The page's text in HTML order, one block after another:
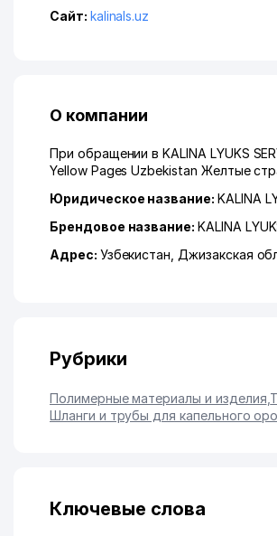
Сайт: kalinals.uz
О компании
При обращении в KALINA LYUKS
Yellow Pages Uzbekistan Желтые
Юридическое название: KALINA
Брендовое название: KALINA
Адрес: Узбекистан, Джизакская
Рубрики
Полимерные материалы и изделия
Шланги и трубы для капельного
Ключевые слова